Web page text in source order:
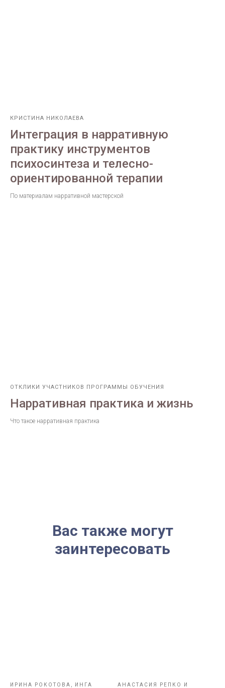
КРИСТИНА НИКОЛАЕВА
Интеграция в нарративную
практику инструментов
психосинтеза и телесно-
ориентированной терапии
По материалам нарративной мастерской
ОТКЛИКИ УЧАСТНИКОВ ПРОГРАММЫ ОБУЧЕНИЯ
Нарративная практика и жизнь
Что такое нарративная практика
Вас также могут
заинтересовать
ИРИНА РОКОТОВА, ИНГА АНАСТАСИЯ РЕПКО И